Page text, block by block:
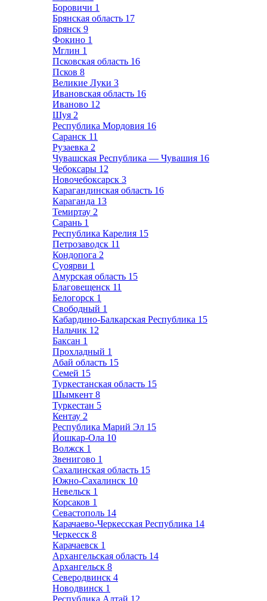
Боровичи 1
Брянская область 17
Брянск 9
Фокино 1
Мглин 1
Псковская область 16
Псков 8
Великие Луки 3
Ивановская область 16
Иваново 12
Шуя 2
Республика Мордовия 16
Саранск 11
Рузаевка 2
Чувашская Республика — Чувашия 16
Чебоксары 12
Новочебоксарск 3
Карагандинская область 16
Караганда 13
Темиртау 2
Сарань 1
Республика Карелия 15
Петрозаводск 11
Кондопога 2
Суоярви 1
Амурская область 15
Благовещенск 11
Белогорск 1
Свободный 1
Кабардино-Балкарская Республика 15
Нальчик 12
Баксан 1
Прохладный 1
Абай область 15
Семей 15
Туркестанская область 15
Шымкент 8
Туркестан 5
Кентау 2
Республика Марий Эл 15
Йошкар-Ола 10
Волжск 1
Звенигово 1
Сахалинская область 15
Южно-Сахалинск 10
Невельск 1
Корсаков 1
Севастополь 14
Карачаево-Черкесская Республика 14
Черкесск 8
Карачаевск 1
Архангельская область 14
Архангельск 8
Северодвинск 4
Новодвинск 1
Республика Алтай 12